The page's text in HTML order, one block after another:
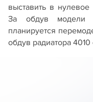
выставить в
За обдув модели
планируется
обдув радиатора